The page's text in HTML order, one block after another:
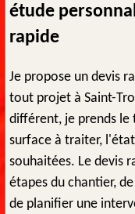
étude
rapide
Je propose un devis
tout projet à Saint-
différent, je prends le
surface à traiter,
souhaitées. Le devis
étapes du chantier,
de planifier une